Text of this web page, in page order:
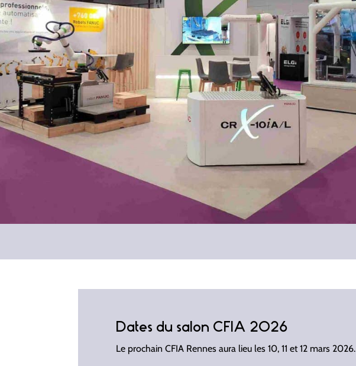
Dates du salon CFIA 2026
Le prochain CFIA Rennes aura lieu les 10, 11 et 12 mars 2026.